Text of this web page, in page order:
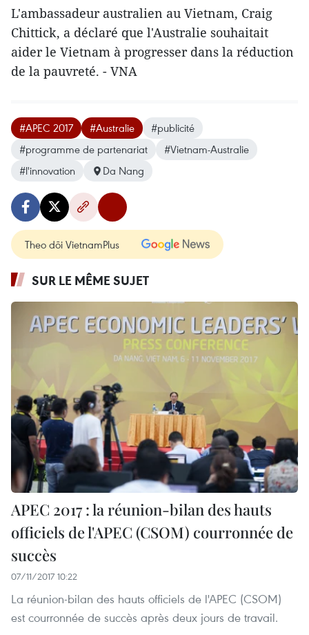
L'ambassadeur australien au Vietnam, Craig
Chittick, a déclaré que l'Australie souhaitait
aider le Vietnam à progresser dans la réduction
de la pauvreté. - VNA
#APEC 2017 #Australie
#publicité
#programme de partenariat
#Vietnam-Australie
#l'innovation
Da Nang
Theo dõi VietnamPlus
SUR LE MÊME SUJET
APEC 2017 : la réunion-bilan des hauts
officiels de l'APEC (CSOM) courronnée de
succès
07/11/2017 10:22
La réunion-bilan des hauts officiels de l'APEC (CSOM)
est courronnée de succès après deux jours de travail.